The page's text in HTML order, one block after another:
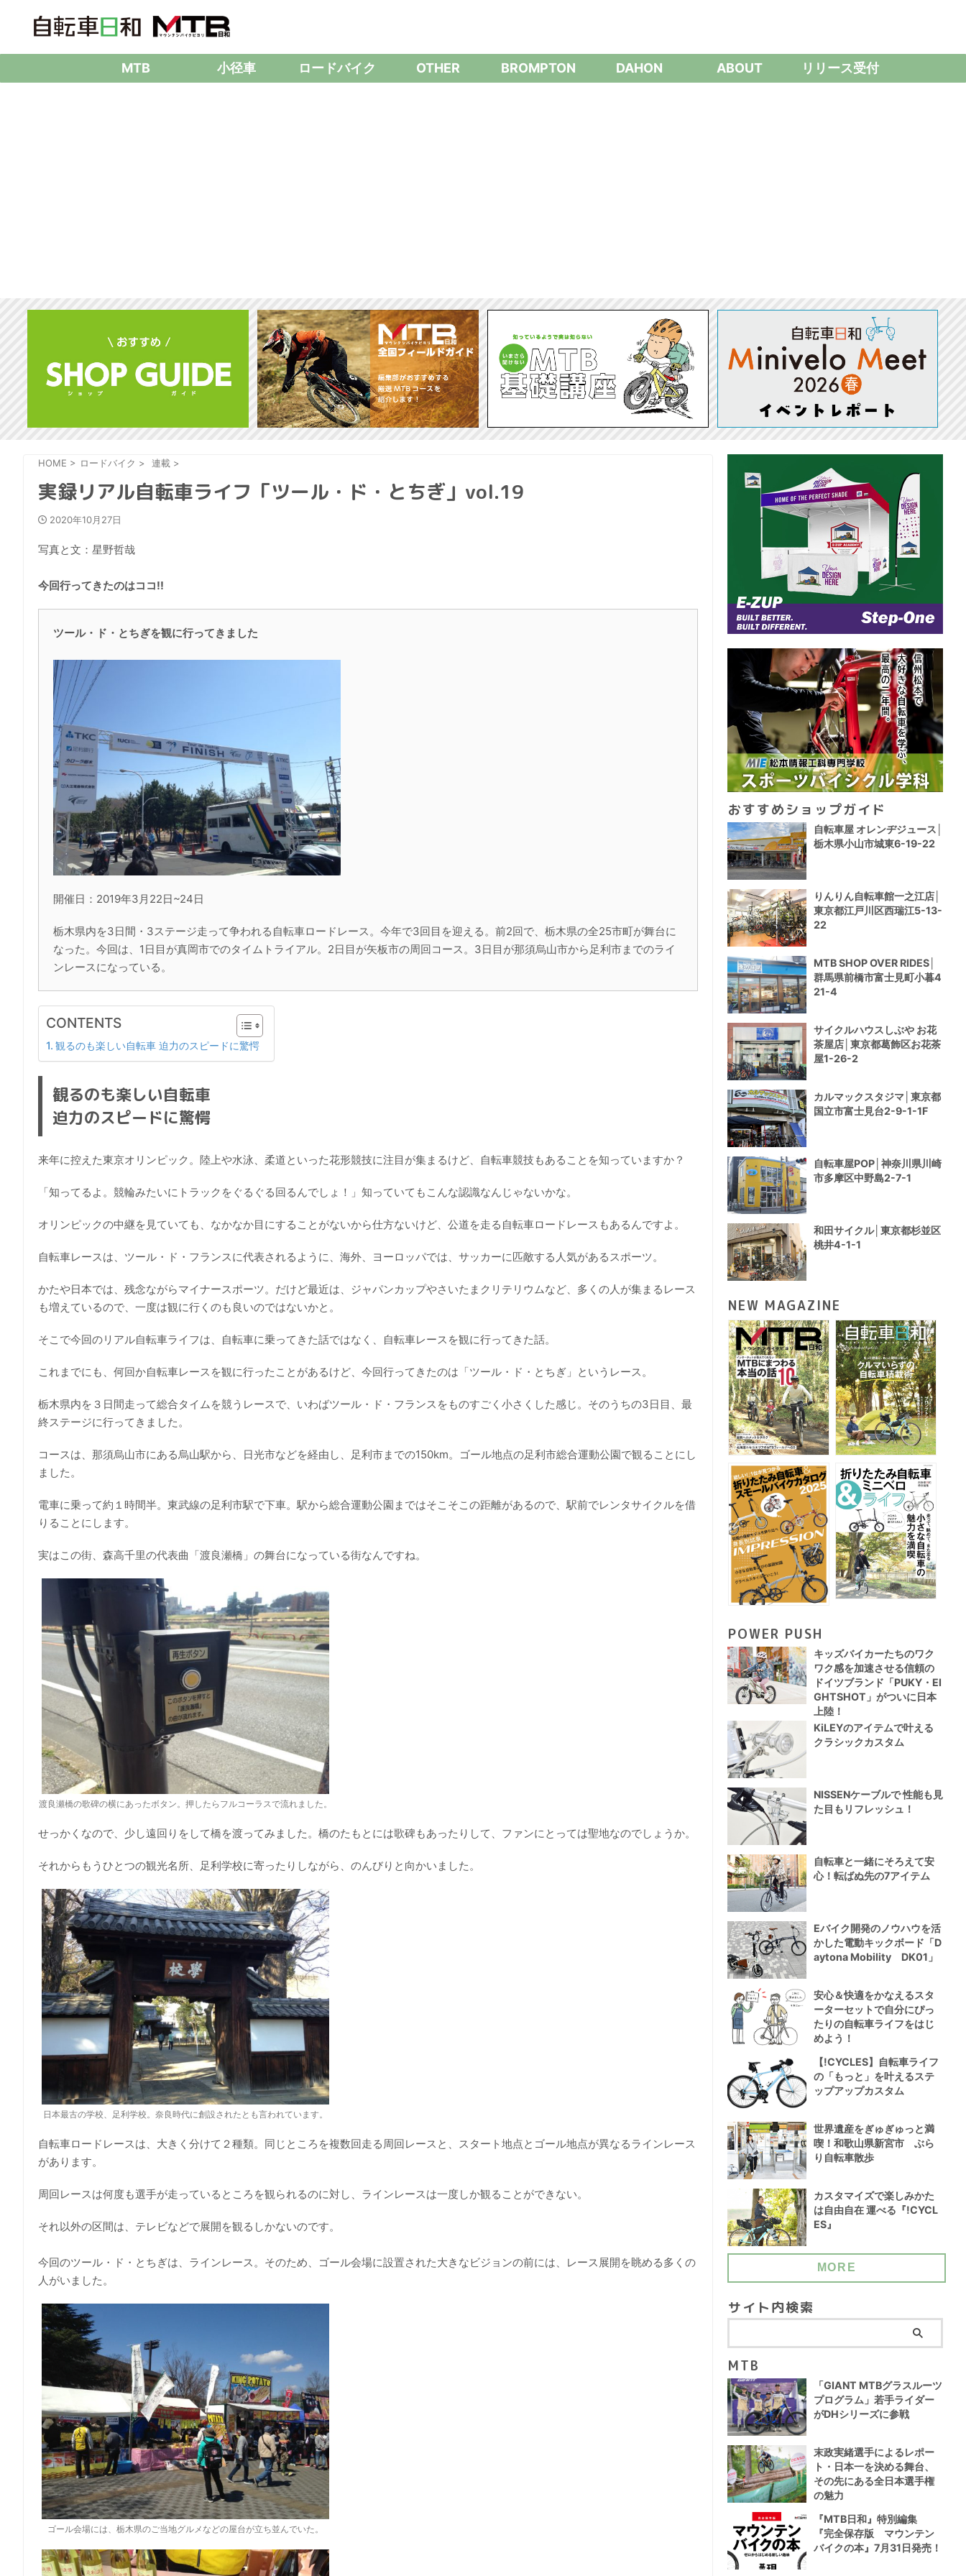
MTB 小径車 ロードバイク OTHER BROMPTON DAHON ABOUT リリース受付
HOME > ロードバイク > 連載 >
実録リアル自転車ライフ「ツール・ド・とちぎ」vol.19
2020年10月27日
写真と文：星野哲哉
今回行ってきたのはココ!!
ツール・ド・とちぎを観に行ってきました
開催日：2019年3月22日~24日
栃木県内を3日間・3ステージ走って争われる自転車ロードレース。今年で3回目を迎える。前2回で、栃木県の全25市町が舞台に
なった。今回は、1日目が真岡市でのタイムトライアル。2日目が矢板市の周回コース。3日目が那須烏山市から足利市までのライ
ンレースになっている。
CONTENTS
観るのも楽しい自転車 迫力のスピードに驚愕
観るのも楽しい自転車
迫力のスピードに驚愕
来年に控えた東京オリンピック。陸上や水泳、柔道といった花形競技に注目が集まるけど、自転車競技もあることを知っていますか？
「知ってるよ。競輪みたいにトラックをぐるぐる回るんでしょ！」知っていてもこんな認識なんじゃないかな。
オリンピックの中継を見ていても、なかなか目にすることがないから仕方ないけど、公道を走る自転車ロードレースもあるんですよ。
自転車レースは、ツール・ド・フランスに代表されるように、海外、ヨーロッパでは、サッカーに匹敵する人気があるスポーツ。
かたや日本では、残念ながらマイナースポーツ。だけど最近は、ジャパンカップやさいたまクリテリウムなど、多くの人が集まるレース
も増えているので、一度は観に行くのも良いのではないかと。
そこで今回のリアル自転車ライフは、自転車に乗ってきた話ではなく、自転車レースを観に行ってきた話。
これまでにも、何回か自転車レースを観に行ったことがあるけど、今回行ってきたのは「ツール・ド・とちぎ」というレース。
栃木県内を３日間走って総合タイムを競うレースで、いわばツール・ド・フランスをものすごく小さくした感じ。そのうちの3日目、最
終ステージに行ってきました。
コースは、那須烏山市にある烏山駅から、日光市などを経由し、足利市までの150km。ゴール地点の足利市総合運動公園で観ることにし
ました。
電車に乗って約１時間半。東武線の足利市駅で下車。駅から総合運動公園まではそこそこの距離があるので、駅前でレンタサイクルを借
りることにします。
実はこの街、森高千里の代表曲「渡良瀬橋」の舞台になっている街なんですね。
渡良瀬橋の歌碑の横にあったボタン。押したらフルコーラスで流れました。
せっかくなので、少し遠回りをして橋を渡ってみました。橋のたもとには歌碑もあったりして、ファンにとっては聖地なのでしょうか。
それからもうひとつの観光名所、足利学校に寄ったりしながら、のんびりと向かいました。
日本最古の学校、足利学校。奈良時代に創設されたとも言われています。
自転車ロードレースは、大きく分けて２種類。同じところを複数回走る周回レースと、スタート地点とゴール地点が異なるラインレース
があります。
周回レースは何度も選手が走っているところを観られるのに対し、ラインレースは一度しか観ることができない。
それ以外の区間は、テレビなどで展開を観るしかないのです。
今回のツール・ド・とちぎは、ラインレース。そのため、ゴール会場に設置された大きなビジョンの前には、レース展開を眺める多くの
人がいました。
ゴール会場には、栃木県のご当地グルメなどの屋台が立ち並んでいた。
おすすめショップガイド
自転車屋 オレンヂジュース│
栃木県小山市城東6-19-22
りんりん自転車館一之江店│
東京都江戸川区西瑞江5-13-
22
MTB SHOP OVER RIDES│
群馬県前橋市富士見町小暮4
21-4
サイクルハウスしぶや お花
茶屋店│東京都葛飾区お花茶
屋1-26-2
カルマックスタジマ│東京都
国立市富士見台2-9-1-1F
自転車屋POP│神奈川県川崎
市多摩区中野島2-7-1
和田サイクル│東京都杉並区
桃井4-1-1
NEW MAGAZINE
POWER PUSH
キッズバイカーたちのワク
ワク感を加速させる信頼の
ドイツブランド「PUKY・EI
GHTSHOT」がついに日本
上陸！
KiLEYのアイテムで叶える
クラシックカスタム
NISSENケーブルで 性能も見
た目もリフレッシュ！
自転車と一緒にそろえて安
心！転ばぬ先の7アイテム
Eバイク開発のノウハウを活
かした電動キックボード「D
aytona Mobility DK01」
安心＆快適をかなえるスタ
ーターセットで自分にぴっ
たりの自転車ライフをはじ
めよう！
【!CYCLES】自転車ライフ
の「もっと」を叶えるステ
ップアップカスタム
世界遺産をぎゅぎゅっと満
喫！和歌山県新宮市 ぶら
り自転車散歩
カスタマイズで楽しみかた
は自由自在 運べる『!CYCL
ES』
MORE
サイト内検索
MTB
「GIANT MTBグラスルーツ
プログラム」若手ライダー
がDHシリーズに参戦
末政実緒選手によるレポー
ト・日本一を決める舞台、
その先にある全日本選手権
の魅力
『MTB日和』特別編集
『完全保存版 マウンテン
バイクの本』7月31日発売！